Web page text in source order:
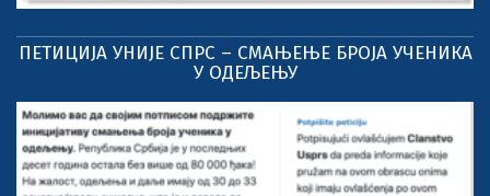
ПЕТИЦИЈА УНИЈЕ СПРС – СМАЊЕЊЕ БРОЈА УЧЕНИКА
У ОДЕЉЕЊУ